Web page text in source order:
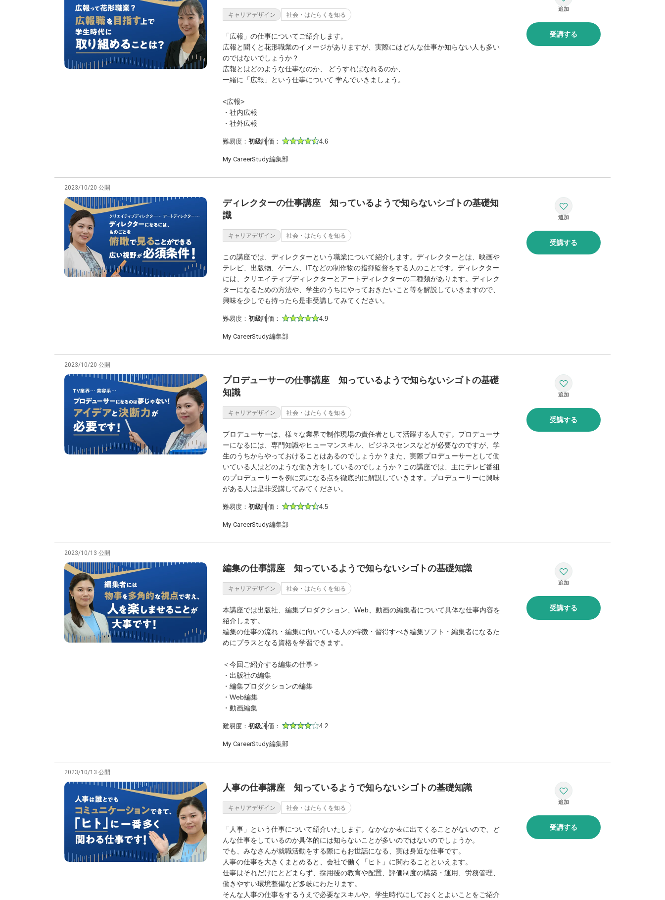
キャリアデザイン 社会・はたらくを知る
「広報」の仕事についてご紹介します。
広報と聞くと花形職業のイメージがありますが、実際にはどんな仕事か知らない人も多い
のではないでしょうか？
広報とはどのような仕事なのか、 どうすればなれるのか、
一緒に「広報」という仕事について 学んでいきましょう。
<広報>
・社内広報
・社外広報
難易度： 初級評価： 4.6
My CareerStudy編集部
受講する
2023/10/20 公開
ディレクターの仕事講座 知っているようで知らないシゴトの基礎知
識
キャリアデザイン 社会・はたらくを知る
この講座では、ディレクターという職業について紹介します。ディレクターとは、映画や
テレビ、出版物、ゲーム、ITなどの制作物の指揮監督をする人のことです。ディレクター
には、クリエイティブディレクターとアートディレクターの二種類があります。ディレク
ターになるための方法や、学生のうちにやっておきたいこと等を解説していきますので、
興味を少しでも持ったら是非受講してみてください。
難易度： 初級評価： 4.9
My CareerStudy編集部
受講する
2023/10/20 公開
プロデューサーの仕事講座 知っているようで知らないシゴトの基礎
知識
キャリアデザイン 社会・はたらくを知る
プロデューサーは、様々な業界で制作現場の責任者として活躍する人です。プロデューサ
ーになるには、専門知識やヒューマンスキル、ビジネスセンスなどが必要なのですが、学
生のうちからやっておけることはあるのでしょうか？また、実際プロデューサーとして働
いている人はどのような働き方をしているのでしょうか？この講座では、主にテレビ番組
のプロデューサーを例に気になる点を徹底的に解説していきます。プロデューサーに興味
がある人は是非受講してみてください。
難易度： 初級評価： 4.5
My CareerStudy編集部
受講する
2023/10/13 公開
編集の仕事講座 知っているようで知らないシゴトの基礎知識
キャリアデザイン 社会・はたらくを知る
本講座では出版社、編集プロダクション、Web、動画の編集者について具体な仕事内容を
紹介します。
編集の仕事の流れ・編集に向いている人の特徴・習得すべき編集ソフト・編集者になるた
めにプラスとなる資格を学習できます。
＜今回ご紹介する編集の仕事＞
・出版社の編集
・編集プロダクションの編集
・Web編集
・動画編集
難易度： 初級評価： 4.2
My CareerStudy編集部
受講する
2023/10/13 公開
人事の仕事講座 知っているようで知らないシゴトの基礎知識
キャリアデザイン 社会・はたらくを知る
「人事」という仕事について紹介いたします。なかなか表に出てくることがないので、ど
んな仕事をしているのか具体的には知らないことが多いのではないのでしょうか。
でも、みなさんが就職活動をする際にもお世話になる、実は身近な仕事です。
人事の仕事を大きくまとめると、会社で働く「ヒト」に関わることといえます。
仕事はそれだけにとどまらず、採用後の教育や配置、評価制度の構築・運用、労務管理、
働きやすい環境整備など多岐にわたります。
そんな人事の仕事をするうえで必要なスキルや、学生時代にしておくとよいことをご紹介
受講する